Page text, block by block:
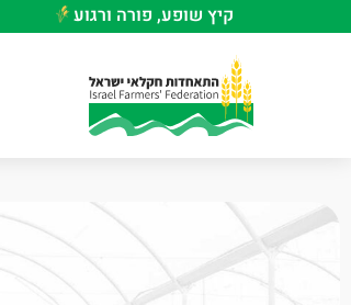
קיץ שופע, פורה ורגוע